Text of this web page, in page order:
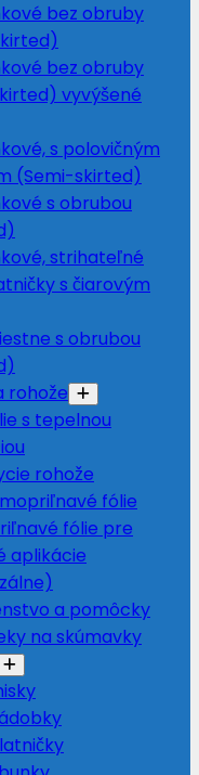
bez obruby
bez obruby
vyvýšené
s polovičným
(Semi-skirted)
s obrubou
strihateľné
s čiarovým
s obrubou
rohože
s tepelnou
rohože
fólie
fólie pre
aplikácie
a pomôcky
na skúmavky